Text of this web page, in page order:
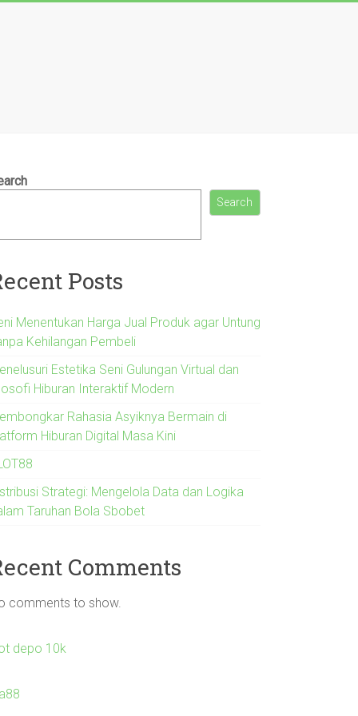
Search
Posts
Menentukan Harga Jual Produk agar Untung
Kehilangan Pembeli
Estetika Seni Gulungan Virtual dan
Hiburan Interaktif Modern
Rahasia Asyiknya Bermain di
Hiburan Digital Masa Kini
Strategi: Mengelola Data dan Logika
Taruhan Bola Sbobet
Comments
comments to show.
depo 10k